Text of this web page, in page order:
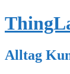
Alltag